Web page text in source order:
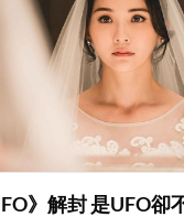
》解封 是UFO卻